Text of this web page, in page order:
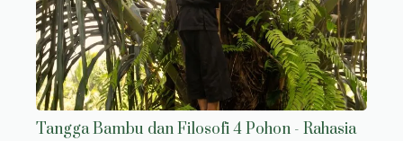
Tangga Bambu dan Filosofi 4 Pohon - Rahasia